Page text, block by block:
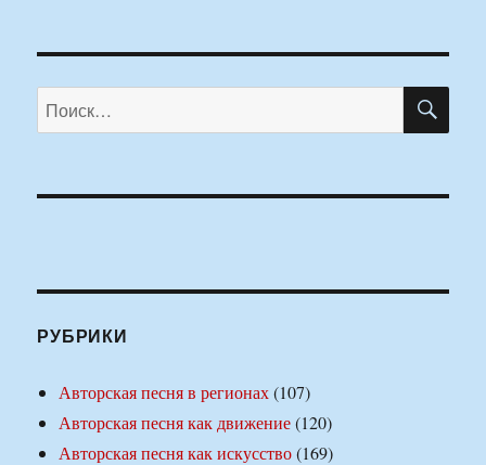
Искать:
РУБРИКИ
Авторская песня в регионах(107)
Авторская песня как движение(120)
Авторская песня как искусство(169)